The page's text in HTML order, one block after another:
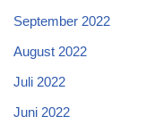
September 2022
August 2022
Juli 2022
Juni 2022